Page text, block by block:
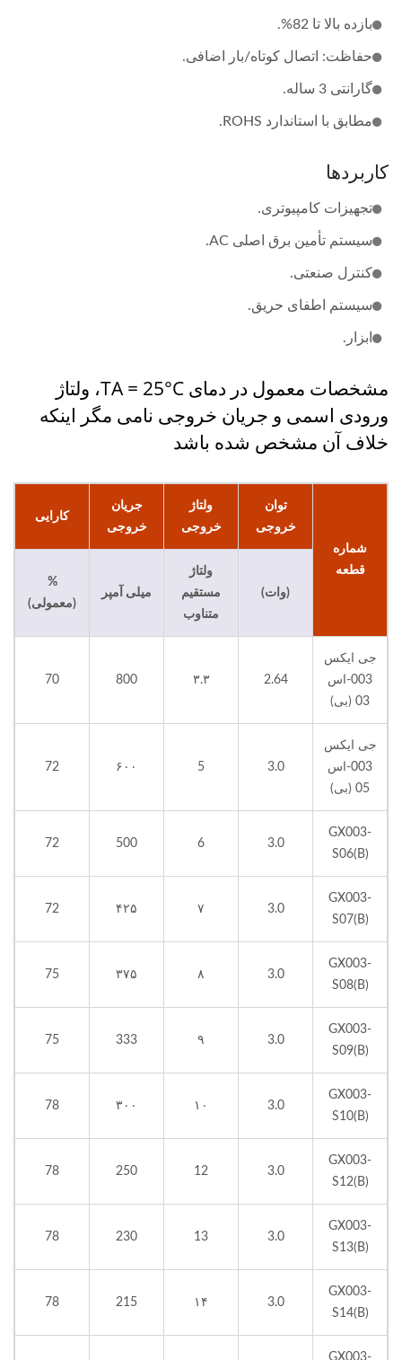
بازده بالا تا 82%.
حفاظت: اتصال کوتاه/بار اضافی.
گارانتی 3 ساله.
مطابق با استاندارد ROHS.
کاربردها
تجهیزات کامپیوتری.
سیستم تأمین برق اصلی AC.
کنترل صنعتی.
سیستم اطفای حریق.
ابزار.
مشخصات معمول در دمای TA = 25°C، ولتاژ
ورودی اسمی و جریان خروجی نامی مگر اینکه
خلاف آن مشخص شده باشد
شماره
قطعه
توان
خروجی
ولتاژ
خروجی
جریان
خروجی
کارایی
(وات)
ولتاژ
مستقیم
متناوب
میلی آمپر
%
(معمولی)
جی ایکس
003-اس
03 (بی)
2.64 ۳.۳ 800
70
جی ایکس
003-اس
05 (بی)
3.0
5 ۶۰۰ 72
GX003-
S06(B)
3.0
6
500
72
GX003-
S07(B)
3.0 ۷ ۴۲۵ 72
GX003-
S08(B)
3.0 ۸ ۳۷۵ 75
GX003-
S09(B)
3.0 ۹ 333
75
GX003-
S10(B)
3.0 ۱۰ ۳۰۰ 78
GX003-
S12(B)
3.0
12
250
78
GX003-
S13(B)
3.0
13
230
78
GX003-
S14(B)
3.0 ۱۴ 215
78
GX003-